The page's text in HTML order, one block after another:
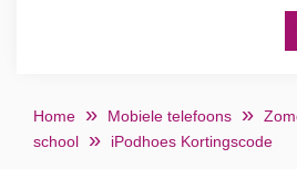
Home Mobiele telefoons
school
iPodhoes Kortingscode